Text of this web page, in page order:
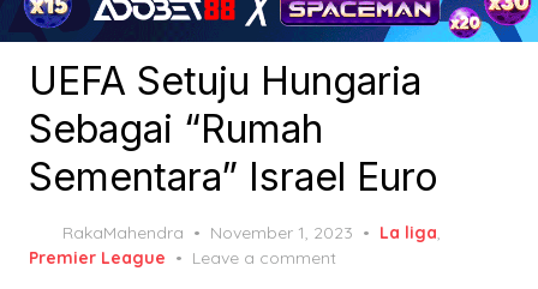
UEFA Setuju Hungaria
Sebagai “Rumah
Sementara” Israel Euro
RakaMahendra
Posted
on
November 1, 2023 La liga,
Premier League
Leave a comment